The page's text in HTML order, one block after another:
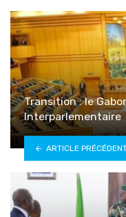
Transition : le
Interparlementaire
ARTICLE